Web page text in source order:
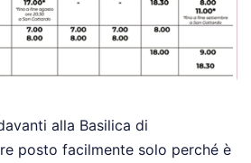
alla Basilica di
posto facilmente solo perché è